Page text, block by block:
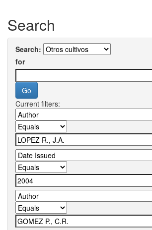
Search
Search:
for
Current filters: